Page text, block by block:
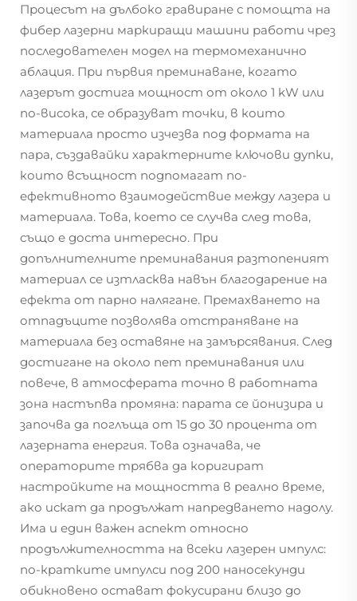
Процесът на дълбоко гравиране с помощта на
фибер лазерни маркиращи машини работи чрез
последователен модел на термомеханично
аблация. При първия преминаване, когато
лазерът достига мощност от около 1 kW или
по-висока, се образуват точки, в които
материала просто изчезва под формата на
пара, създавайки характерните ключови дупки,
които всъщност подпомагат по-
ефективното взаимодействие между лазера и
материала. Това, което се случва след това,
също е доста интересно. При
допълнителните преминавания разтопеният
материал се изтласква навън благодарение на
ефекта от парно налягане. Премахването на
отпадъците позволява отстраняване на
материала без оставяне на замърсявания. След
достигане на около пет преминавания или
повече, в атмосферата точно в работната
зона настъпва промяна: парата се йонизира и
започва да поглъща от 15 до 30 процента от
лазерната енергия. Това означава, че
операторите трябва да коригират
настройките на мощността в реално време,
ако искат да продължат напредването надолу.
Има и един важен аспект относно
продължителността на всеки лазерен импулс:
по-кратките импулси под 200 наносекунди
обикновено остават фокусирани близо до